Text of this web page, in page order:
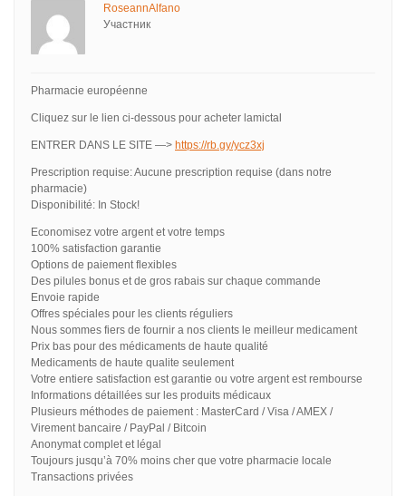
RoseannAlfano
Участник
Pharmacie européenne
Cliquez sur le lien ci-dessous pour acheter lamictal
ENTRER DANS LE SITE —> https://rb.gy/ycz3xj
Prescription requise: Aucune prescription requise (dans notre
pharmacie)
Disponibilité: In Stock!
Economisez votre argent et votre temps
100% satisfaction garantie
Options de paiement flexibles
Des pilules bonus et de gros rabais sur chaque commande
Envoie rapide
Offres spéciales pour les clients réguliers
Nous sommes fiers de fournir a nos clients le meilleur medicament
Prix bas pour des médicaments de haute qualité
Medicaments de haute qualite seulement
Votre entiere satisfaction est garantie ou votre argent est rembourse
Informations détaillées sur les produits médicaux
Plusieurs méthodes de paiement : MasterCard / Visa / AMEX /
Virement bancaire / PayPal / Bitcoin
Anonymat complet et légal
Toujours jusqu’à 70% moins cher que votre pharmacie locale
Transactions privées